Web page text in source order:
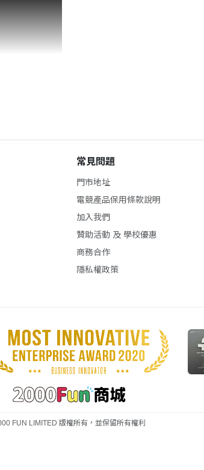
家帶來史上最
Black Ops
常見問題
門市地址
電競產品保用條款說明
加入我們
贊助活動 及 學校優惠
商務合作
隱私權政策
FUN LIMITED 版權所有，並保留所有權利